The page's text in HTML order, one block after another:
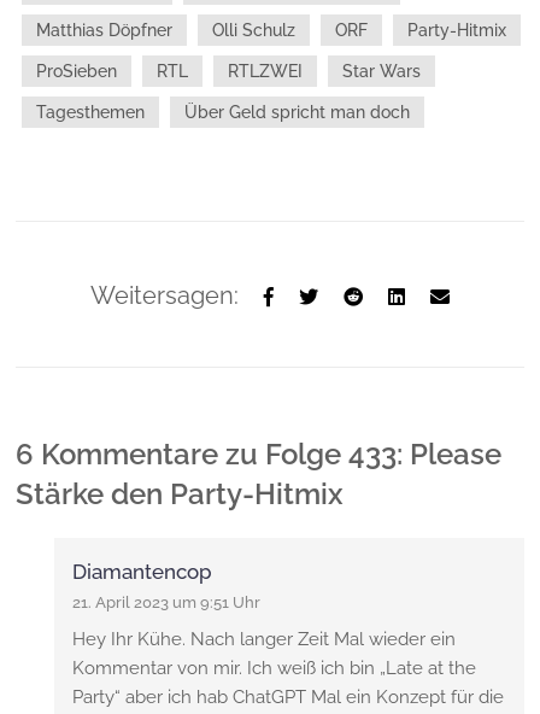
Matthias Döpfner Olli Schulz ORF Party-Hitmix
ProSieben RTL RTLZWEI Star Wars
Tagesthemen Über Geld spricht man doch
Weitersagen:
6 Kommentare zu Folge 433: Please
Stärke den Party-Hitmix
Diamantencop
21. April 2023 um 9:51 Uhr
Hey Ihr Kühe. Nach langer Zeit Mal wieder ein
Kommentar von mir. Ich weiß ich bin „Late at the
Party“ aber ich hab ChatGPT Mal ein Konzept für die